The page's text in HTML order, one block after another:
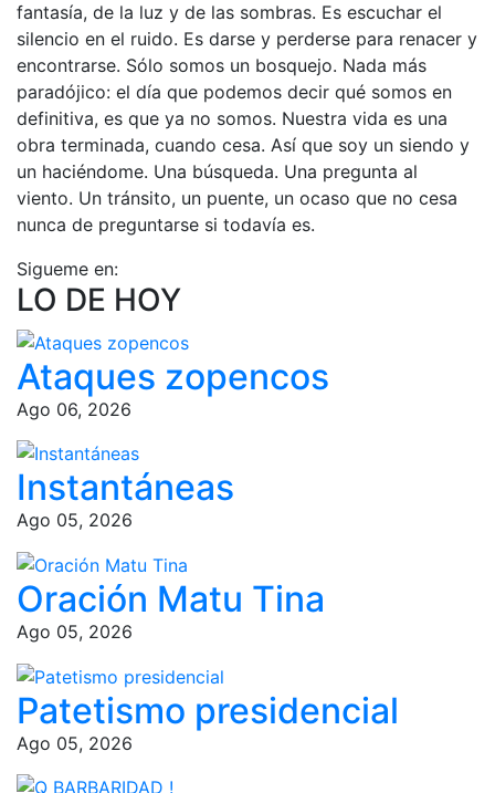
fantasía, de la luz y de las sombras. Es escuchar el
silencio en el ruido. Es darse y perderse para renacer y
encontrarse. Sólo somos un bosquejo. Nada más
paradójico: el día que podemos decir qué somos en
definitiva, es que ya no somos. Nuestra vida es una
obra terminada, cuando cesa. Así que soy un siendo y
un haciéndome. Una búsqueda. Una pregunta al
viento. Un tránsito, un puente, un ocaso que no cesa
nunca de preguntarse si todavía es.
Sigueme en:
LO DE HOY
Ataques zopencos
Ago 06, 2026
Instantáneas
Ago 05, 2026
Oración Matu Tina
Ago 05, 2026
Patetismo presidencial
Ago 05, 2026